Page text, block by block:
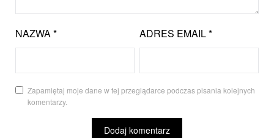
NAZWA* ADRES EMAIL*
Zapamiętaj moje dane w tej przeglądarce podczas pisania kolejnych
komentarzy.